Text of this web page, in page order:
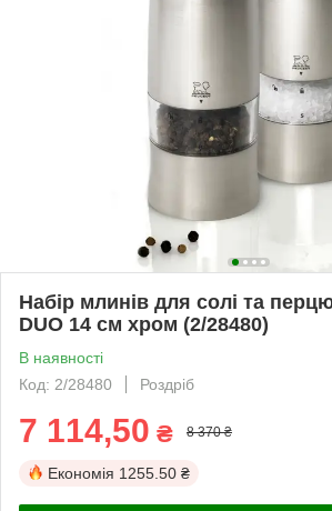
Набір млинів для солі та
DUO 14 см хром (2/28480)
В наявності
Код: 2/28480
Роздріб
7 114,50 ₴ 8 370 ₴
Економія 1255.50 ₴